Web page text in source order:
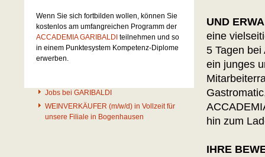
UND
eine
5 Tagen
ein junges
hin zum
IHRE
Wenn Sie sich fortbilden wollen, können Sie
kostenlos am umfangreichen Programm der
ACCADEMIA GARIBALDI teilnehmen und so
in einem Punktesystem Kompetenz-Diplome
erwerben.
Jobs bei GARIBALDI
WEINVERKÄUFER (m/w/d) in Vollzeit für
unsere Filiale in Bogenhausen